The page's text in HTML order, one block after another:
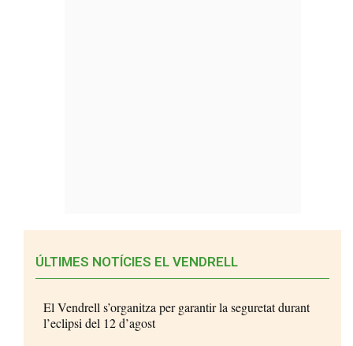
ÚLTIMES NOTÍCIES EL VENDRELL
El Vendrell s’organitza per garantir la seguretat durant
l’eclipsi del 12 d’agost